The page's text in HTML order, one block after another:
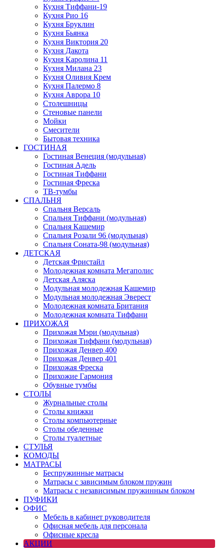
Кухня Тиффани-19
Кухня Рио 16
Кухня Бруклин
Кухня Бьянка
Кухня Виктория 20
Кухня Дакота
Кухня Каролина 11
Кухня Милана 23
Кухня Оливия Крем
Кухня Палермо 8
Кухня Аврора 10
Столешницы
Стеновые панели
Мойки
Смесители
Бытовая техника
ГОСТИНАЯ
Гостиная Венеция (модульная)
Гостиная Адель
Гостиная Тиффани
Гостиная Фреска
ТВ-тумбы
СПАЛЬНЯ
Спальня Версаль
Спальня Тиффани (модульная)
Спальня Кашемир
Спальня Розали 96 (модульная)
Спальня Соната-98 (модульная)
ДЕТСКАЯ
Детская Фристайл
Молодежная комната Мегаполис
Детская Аляска
Модульная молодежная Кашемир
Модульная молодежная Эверест
Молодежная комната Британия
Молодежная комната Тиффани
ПРИХОЖАЯ
Прихожая Мэри (модульная)
Прихожая Тиффани (модульная)
Прихожая Денвер 400
Прихожая Денвер 401
Прихожая Фреска
Прихожие Гармония
Обувные тумбы
СТОЛЫ
Журнальные столы
Столы книжки
Столы компьютерные
Столы обеденные
Столы туалетные
СТУЛЬЯ
КОМОДЫ
МАТРАСЫ
Беспружинные матрасы
Матрасы с зависимым блоком пружин
Матрасы с независимым пружинным блоком
ПУФИКИ
ОФИС
Мебель в кабинет руководителя
Офисная мебель для персонала
Офисные кресла
АКЦИИ